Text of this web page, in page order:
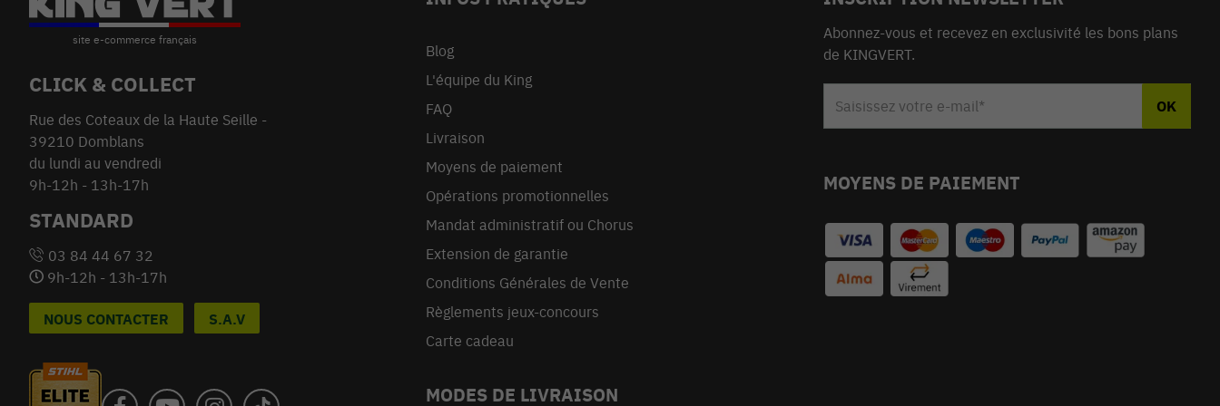
CLICK & COLLECT
Rue des Coteaux de la Haute Seille -
39210 Domblans
du lundi au vendredi
9h-12h - 13h-17h
STANDARD
03 84 44 67 32
9h-12h - 13h-17h
NOUS CONTACTER S.A.V
Blog
L'équipe du King
FAQ
Livraison
Moyens de paiement
Opérations promotionnelles
Mandat administratif ou Chorus
Extension de garantie
Conditions Générales de Vente
Règlements jeux-concours
Carte cadeau
MODES DE LIVRAISON
Abonnez-vous et recevez en exclusivité les bons plans
de KINGVERT.
MOYENS DE PAIEMENT